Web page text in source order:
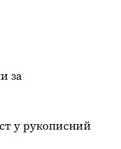
за
у рукописний